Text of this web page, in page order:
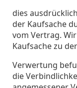
dies
der Kaufsache
vom Vertrag.
Kaufsache zu
Verwertung
die